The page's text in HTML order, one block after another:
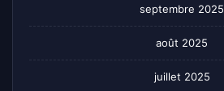
septembre 2025
août 2025
juillet 2025